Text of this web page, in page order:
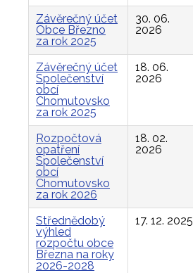
Závěrečný účet
Obce Březno
za rok 2025
30. 06.
2026
Závěrečný účet
Společenství
obcí
Chomutovsko
za rok 2025
18. 06.
2026
Rozpočtová
opatření
Společenství
obcí
Chomutovsko
za rok 2026
18. 02.
2026
Střednědobý
výhled
rozpočtu obce
Března na roky
2026-2028
17. 12. 2025